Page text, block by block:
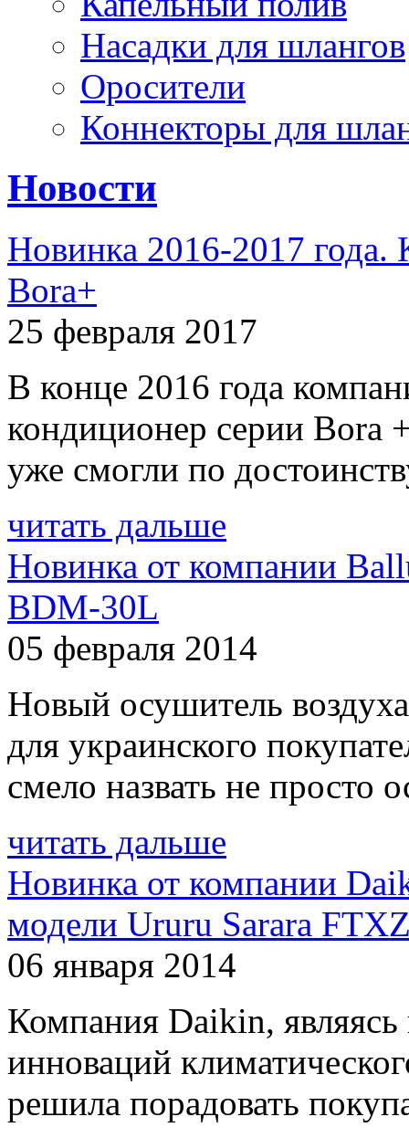
Насадки для шлангов
Оросители
Коннекторы для
Новости
Новинка 2016-2017 года.
Bora+
25 февраля 2017
В конце 2016 года
кондиционер серии Bora
уже смогли по
читать дальше
Новинка от компании
BDM-30L
05 февраля 2014
Новый осушитель
для украинского
смело назвать не просто
читать дальше
Новинка от компании
модели Ururu Sarara
06 января 2014
Компания Daikin,
инноваций
решила порадовать